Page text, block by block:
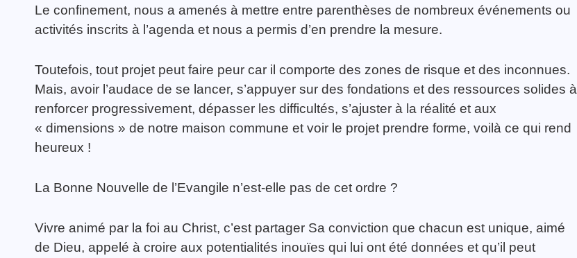
Le confinement, nous a amenés à mettre entre parenthèses de nombreux événements ou
activités inscrits à l’agenda et nous a permis d’en prendre la mesure.
Toutefois, tout projet peut faire peur car il comporte des zones de risque et des inconnues.
Mais, avoir l’audace de se lancer, s’appuyer sur des fondations et des ressources solides à
renforcer progressivement, dépasser les difficultés, s’ajuster à la réalité et aux
« dimensions » de notre maison commune et voir le projet prendre forme, voilà ce qui rend
heureux !
La Bonne Nouvelle de l’Evangile n’est-elle pas de cet ordre ?
Vivre animé par la foi au Christ, c’est partager Sa conviction que chacun est unique, aimé
de Dieu, appelé à croire aux potentialités inouïes qui lui ont été données et qu’il peut